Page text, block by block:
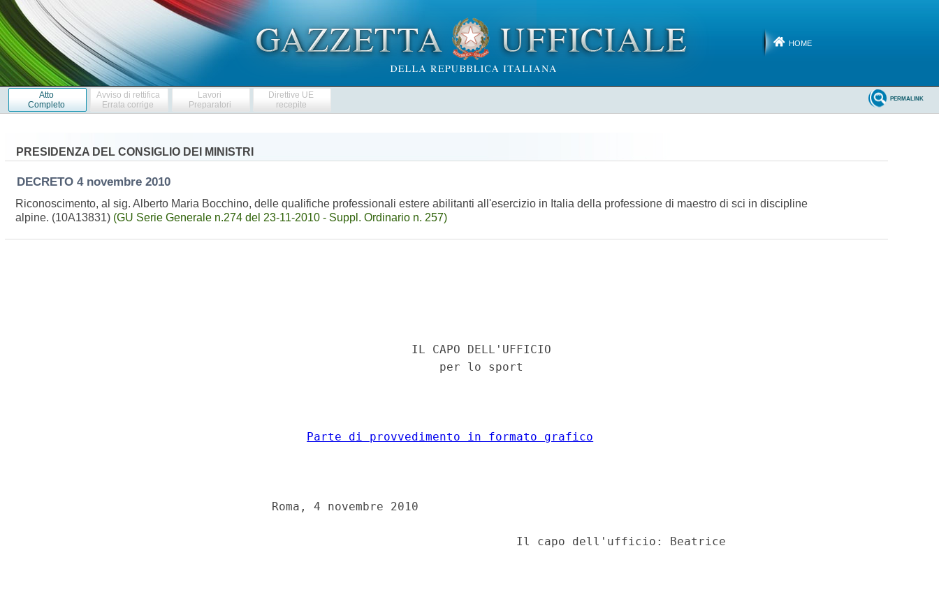
HOME
Atto
Completo
Avviso di rettifica
Errata corrige
Lavori
Preparatori
Direttive UE
recepite
PERMALINK
PRESIDENZA DEL CONSIGLIO DEI MINISTRI
DECRETO 4 novembre 2010
Riconoscimento, al sig. Alberto Maria Bocchino, delle qualifiche professionali estere abilitanti all'esercizio in Italia della professione di maestro di sci in discipline
alpine. (10A13831) (GU Serie Generale n.274 del 23-11-2010 - Suppl. Ordinario n. 257)